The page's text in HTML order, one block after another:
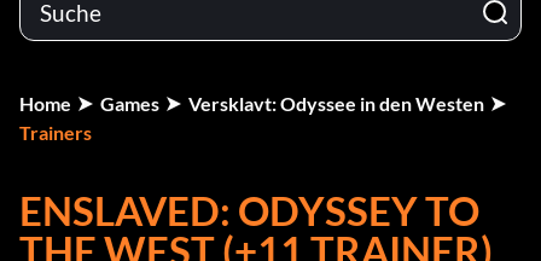
Home Games
Versklavt: Odyssee in den Westen
Trainers
ENSLAVED: ODYSSEY TO
THE WEST (+11 TRAINER)